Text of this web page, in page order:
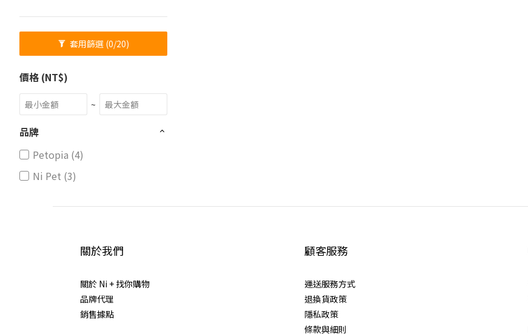
套用篩選 (0/20)
價格 (NT$)
~
品牌
Petopia (4)
Ni Pet (3)
關於我們
關於 Ni + 找你購物
品牌代理
銷售據點
顧客服務
運送服務方式
退換貨政策
隱私政策
條款與細則